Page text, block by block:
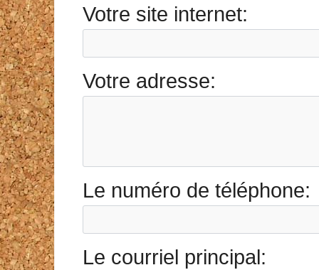
Votre site internet:
Votre adresse:
Le numéro de téléphone:
Le courriel principal: